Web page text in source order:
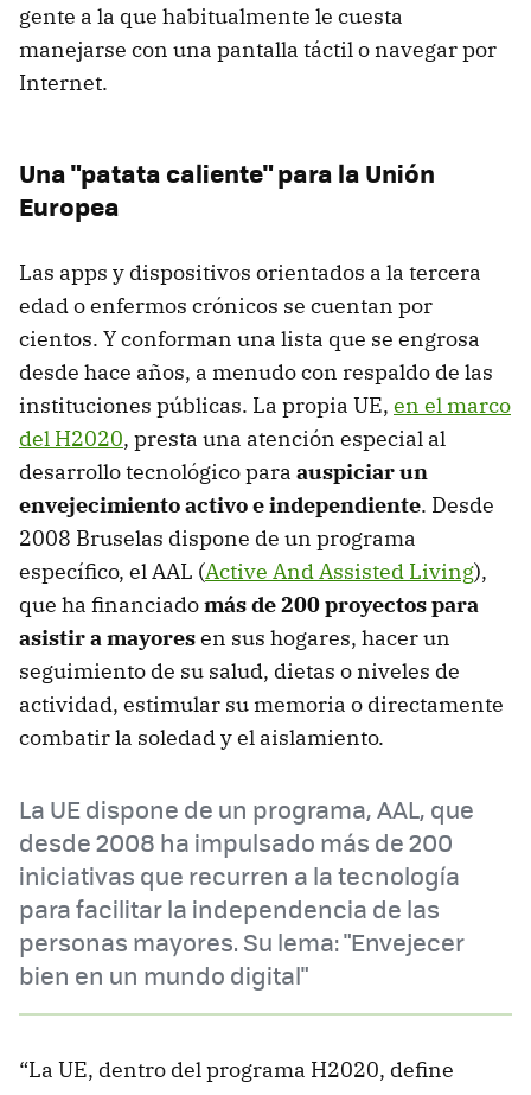
gente a la que habitualmente le cuesta
manejarse con una pantalla táctil o navegar por
Internet.
Una "patata caliente" para la Unión
Europea
Las apps y dispositivos orientados a la tercera
edad o enfermos crónicos se cuentan por
cientos. Y conforman una lista que se engrosa
desde hace años, a menudo con respaldo de las
instituciones públicas. La propia UE, en el marco
del H2020, presta una atención especial al
desarrollo tecnológico para auspiciar un
envejecimiento activo e independiente. Desde
2008 Bruselas dispone de un programa
específico, el AAL (Active And Assisted Living),
que ha financiadomás de 200 proyectos para
asistir a mayoresen sus hogares, hacer un
seguimiento de su salud, dietas o niveles de
actividad, estimular su memoria o directamente
combatir la soledad y el aislamiento.
La UE dispone de un programa, AAL, que
desde 2008 ha impulsado más de 200
iniciativas que recurren a la tecnología
para facilitar la independencia de las
personas mayores. Su lema: "Envejecer
bien en un mundo digital"
“La UE, dentro del programa H2020, define